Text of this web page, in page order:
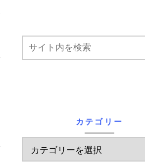
カテゴリー